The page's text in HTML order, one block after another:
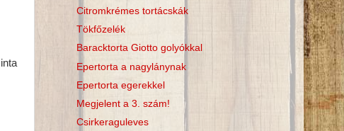
Citromkrémes tortácskák
Tökfőzelék
Baracktorta Giotto golyókkal
Epertorta a nagylánynak
Epertorta egerekkel
Megjelent a 3. szám!
Csirkeraguleves